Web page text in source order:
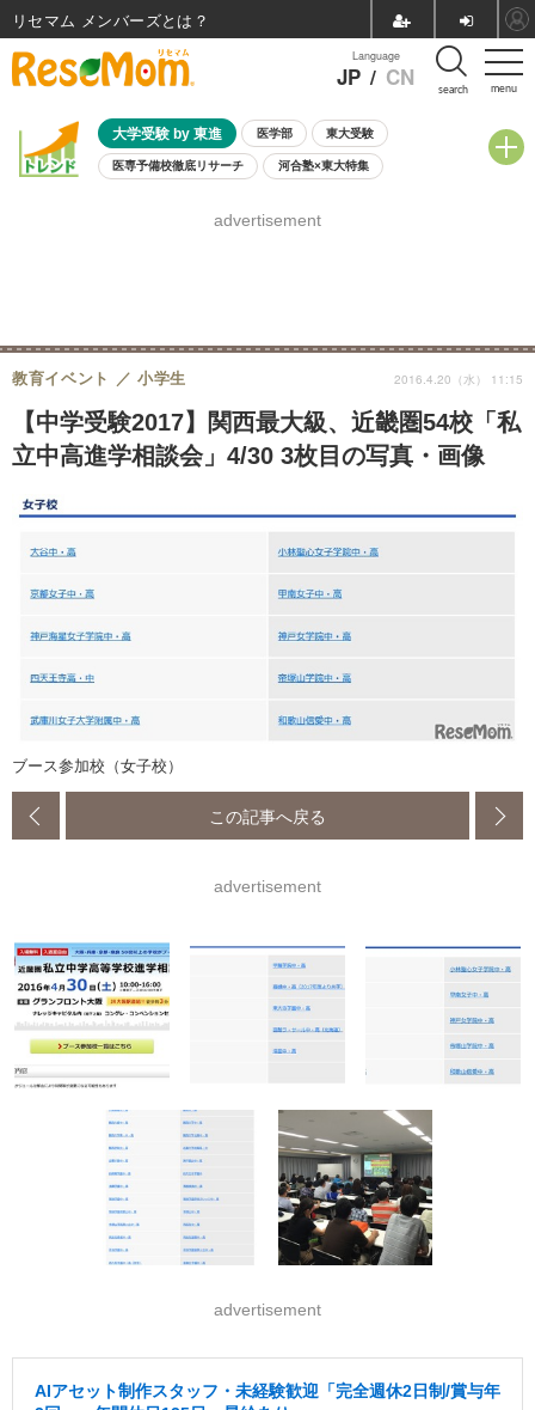
menu
Language
JP / CN search
大学受験 by 東進 医学部 東大受験
医専予備校徹底リサーチ 河合塾×東大特集
8月開催学校説明会・相談会
advertisement
【中学受験2017】関西最大級、近畿圏54校「私
立中高進学相談会」4/30 3枚目の写真・画像
教育イベント 小学生 2016.4.20（水） 11:15
ブース参加校（女子校）
この記事へ戻る
advertisement
advertisement
AIアセット制作スタッフ・未経験歓迎「完全週休2日制/賞与年
リセマム メンバーズ